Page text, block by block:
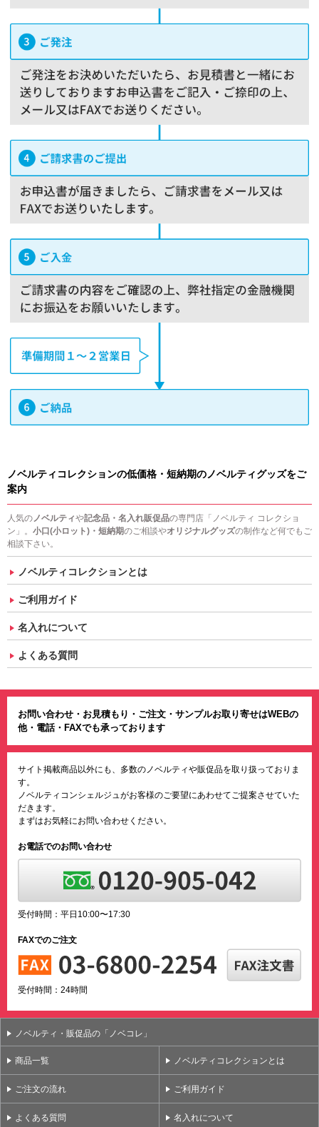
ノベルティコレクションの低価格・短納期のノベルティグッズをご
案内
人気のノベルティや記念品・名入れ販促品の専門店「ノベルティ コレクショ
ン」。 小口(小ロット)・短納期のご相談やオリジナルグッズの制作など何でもご
相談下さい。
ノベルティコレクションとは
ご利用ガイド
名入れについて
よくある質問
お問い合わせ・お見積もり・ご注文・サンプルお取り寄せはWEBの
他・電話・FAXでも承っております
サイト掲載商品以外にも、多数のノベルティや販促品を取り扱っておりま
す。
ノベルティコンシェルジュがお客様のご要望にあわせてご提案させていた
だきます。
まずはお気軽にお問い合わせください。
お電話でのお問い合わせ
受付時間：平日10:00〜17:30
FAXでのご注文
受付時間：24時間
ノベルティ・販促品の「ノベコレ」
商品一覧 ノベルティコレクションとは
ご注文の流れ ご利用ガイド
よくある質問 名入れについて